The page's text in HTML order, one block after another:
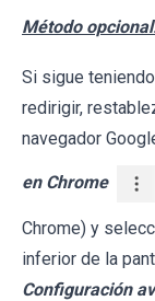
Método
Si sigue
redirigir,
navegador
en Chrome
Chrome) y
inferior de la
Configuración